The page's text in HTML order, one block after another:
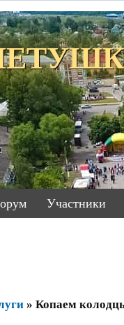
Участники
» Копаем